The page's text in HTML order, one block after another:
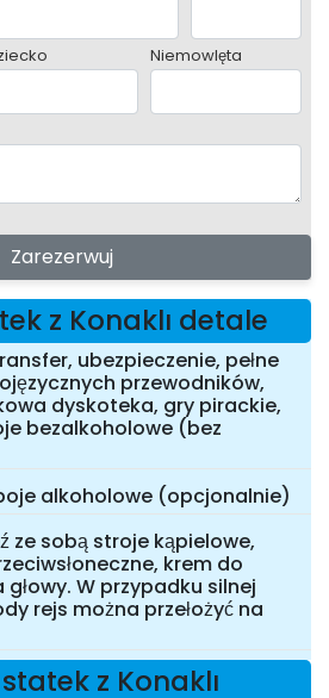
Niemowlęta
Zarezerwuj
z Konaklı detale
ubezpieczenie, pełne
przewodników,
dyskoteka, gry pirackie,
bezalkoholowe (bez
alkoholowe (opcjonalnie)
ze sobą stroje kąpielowe,
krem do
W przypadku silnej
rejs można przełożyć na
z Konaklı